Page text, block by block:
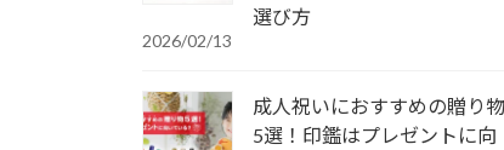
選び方
2026/02/13
成人祝いにおすすめの贈り物
5選！印鑑はプレゼントに向